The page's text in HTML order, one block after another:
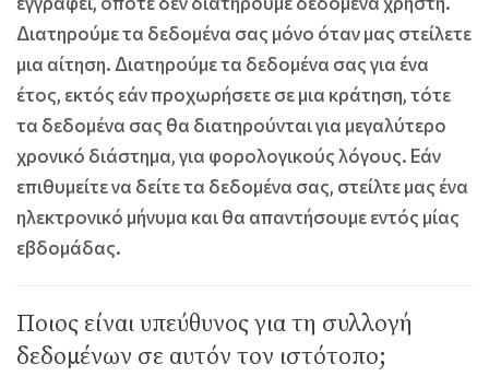
Διατηρούμε τα δεδομένα σας μόνο όταν μας στείλετε
μια αίτηση. Διατηρούμε τα δεδομένα σας για ένα
έτος, εκτός εάν προχωρήσετε σε μια κράτηση, τότε
τα δεδομένα σας θα διατηρούνται για μεγαλύτερο
χρονικό διάστημα, για φορολογικούς λόγους. Εάν
επιθυμείτε να δείτε τα δεδομένα σας, στείλτε μας ένα
ηλεκτρονικό μήνυμα και θα απαντήσουμε εντός μίας
εβδομάδας.
Ποιος είναι υπεύθυνος για τη συλλογή
δεδομένων σε αυτόν τον ιστότοπο;